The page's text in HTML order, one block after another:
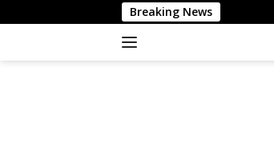
ke
Breaking News